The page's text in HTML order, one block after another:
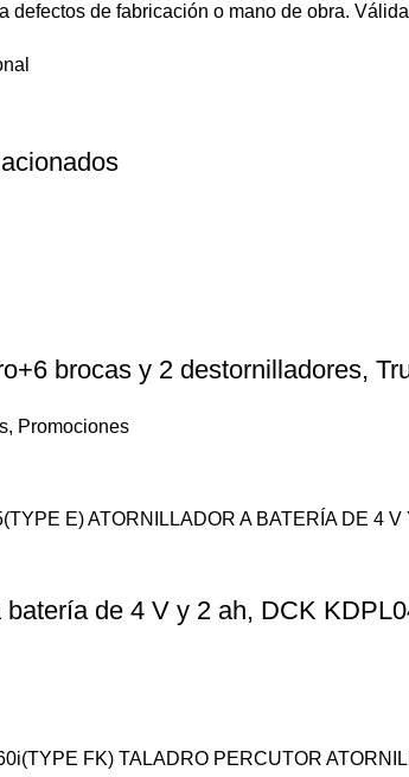
defectos de fabricación o mano de obra.
brocas y 2 destornilladores,
, Promociones
batería de 4 V y 2 ah, DCK